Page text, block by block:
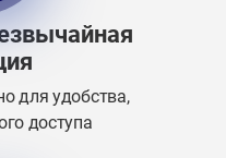
для удобства,
доступа